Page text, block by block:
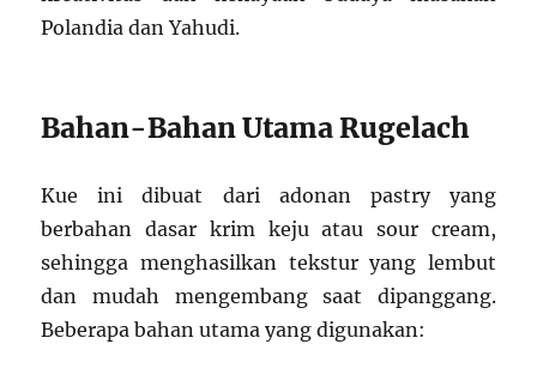
Polandia dan Yahudi.
Bahan-Bahan Utama Rugelach
Kue ini dibuat dari adonan pastry yang
berbahan dasar krim keju atau sour cream,
sehingga menghasilkan tekstur yang lembut
dan mudah mengembang saat dipanggang.
Beberapa bahan utama yang digunakan: